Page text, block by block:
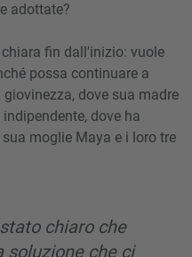
adottate?
chiara fin dall'inizio: vuole
possa continuare a
dove sua madre
dove ha
moglie Maya e i loro tre
chiaro che
soluzione che ci